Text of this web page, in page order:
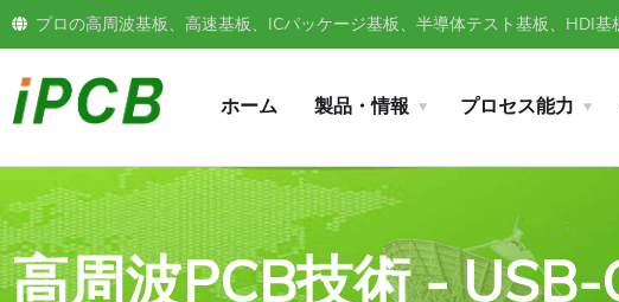
プロの高周波基板、高速基板、ICパッケージ基板、半導体テスト基板、HDI
ホーム 製品・情報 プロセス能力
高周波PCB技術 -